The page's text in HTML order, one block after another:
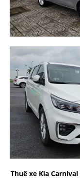
Thuê xe Kia Carnival